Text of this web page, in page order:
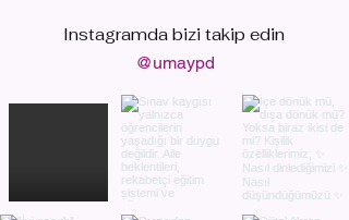
Instagramda bizitakip edin
@umaypd